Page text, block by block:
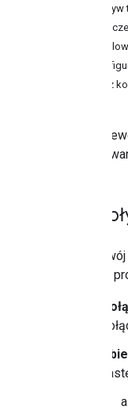
Połącz
Ten
Jeśli
takiego